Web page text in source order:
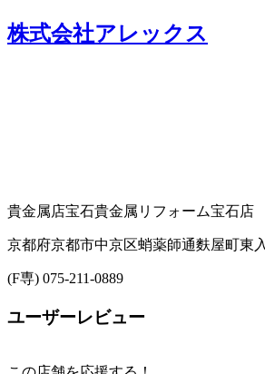
株式会社アレックス
貴金属店宝石貴金属リフォーム宝石店
京都府京都市中京区蛸薬師通麩屋町東
(F専) 075-211-0889
ユーザーレビュー